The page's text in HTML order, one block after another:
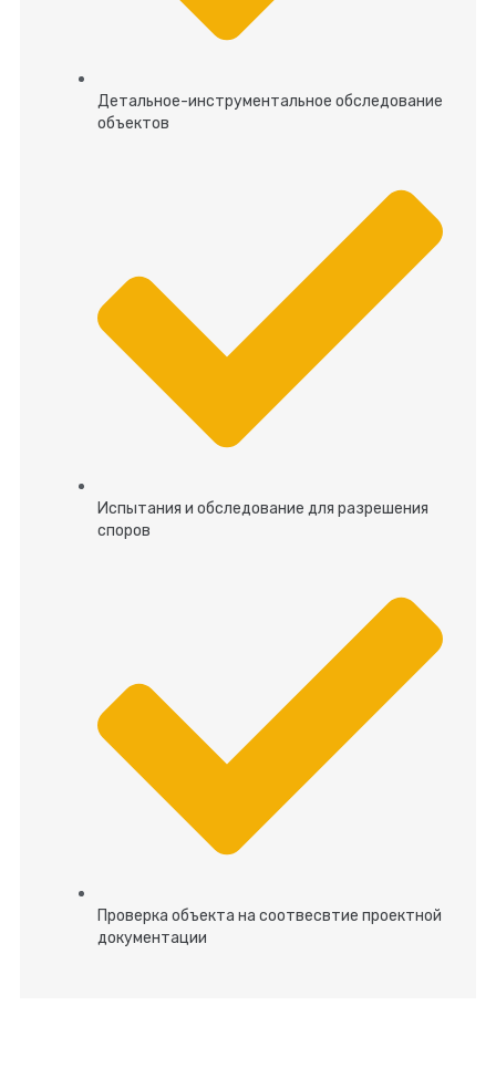
Детальное-инструментальное обследование
объектов
Испытания и обследование для разрешения
споров
Проверка объекта на соотвесвтие проектной
документации